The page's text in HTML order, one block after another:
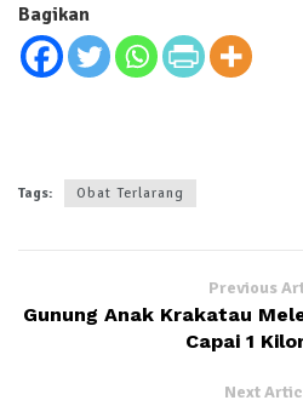
Bagikan
Tags: Obat Terlarang
Previous
Gunung Anak Krakatau
Capai 1
Next